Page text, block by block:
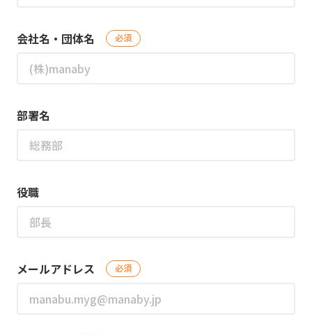
会社名・団体名 必須
部署名
役職
メールアドレス 必須